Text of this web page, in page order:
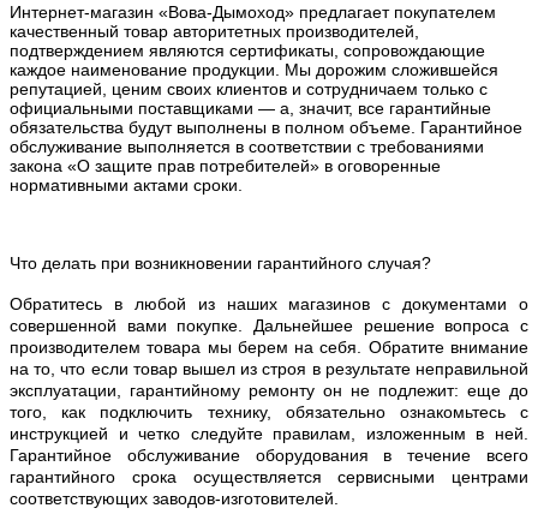
Интернет-магазин «Вова-Дымоход» предлагает покупателем
качественный товар авторитетных производителей,
подтверждением являются сертификаты, сопровождающие
каждое наименование продукции. Мы дорожим сложившейся
репутацией, ценим своих клиентов и сотрудничаем только с
официальными поставщиками — а, значит, все гарантийные
обязательства будут выполнены в полном объеме. Гарантийное
обслуживание выполняется в соответствии с требованиями
закона «О защите прав потребителей» в оговоренные
нормативными актами сроки.
Что делать при возникновении гарантийного случая?
Обратитесь в любой из наших магазинов с документами о
совершенной вами покупке. Дальнейшее решение вопроса с
производителем товара мы берем на себя. Обратите внимание
на то, что если товар вышел из строя в результате неправильной
эксплуатации, гарантийному ремонту он не подлежит: еще до
того, как подключить технику, обязательно ознакомьтесь с
инструкцией и четко следуйте правилам, изложенным в ней.
Гарантийное обслуживание оборудования в течение всего
гарантийного срока осуществляется сервисными центрами
соответствующих заводов-изготовителей.